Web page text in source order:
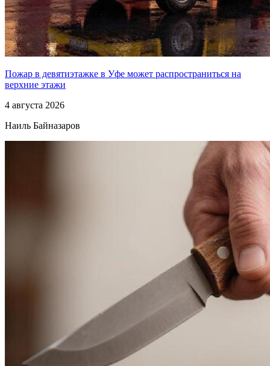
Пожар в девятиэтажке в Уфе может распространиться на
верхние этажи
4 августа 2026
Наиль Байназаров